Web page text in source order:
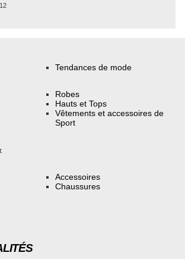
Tendances de mode
Robes
Hauts et Tops
Vêtements et accessoires de
Sport
Accessoires
Chaussures